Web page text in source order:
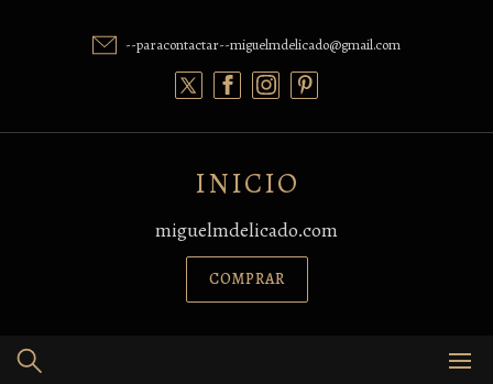
--paracontactar--miguelmdelicado@gmail.com
INICIO
miguelmdelicado.com
COMPRAR